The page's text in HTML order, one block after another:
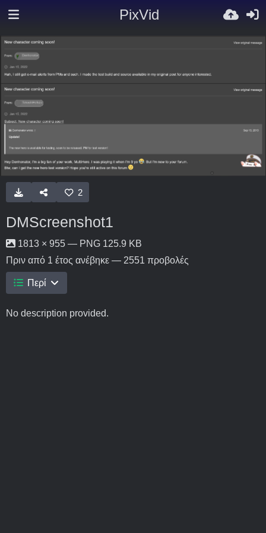
PixVid
2
DMScreenshot1
1813 × 955 — PNG 125.9 KB
Πριν από 1 έτος ανέβηκε — 2551 προβολές
Περί
No description provided.